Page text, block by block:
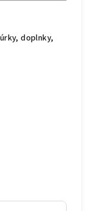
doplnky,